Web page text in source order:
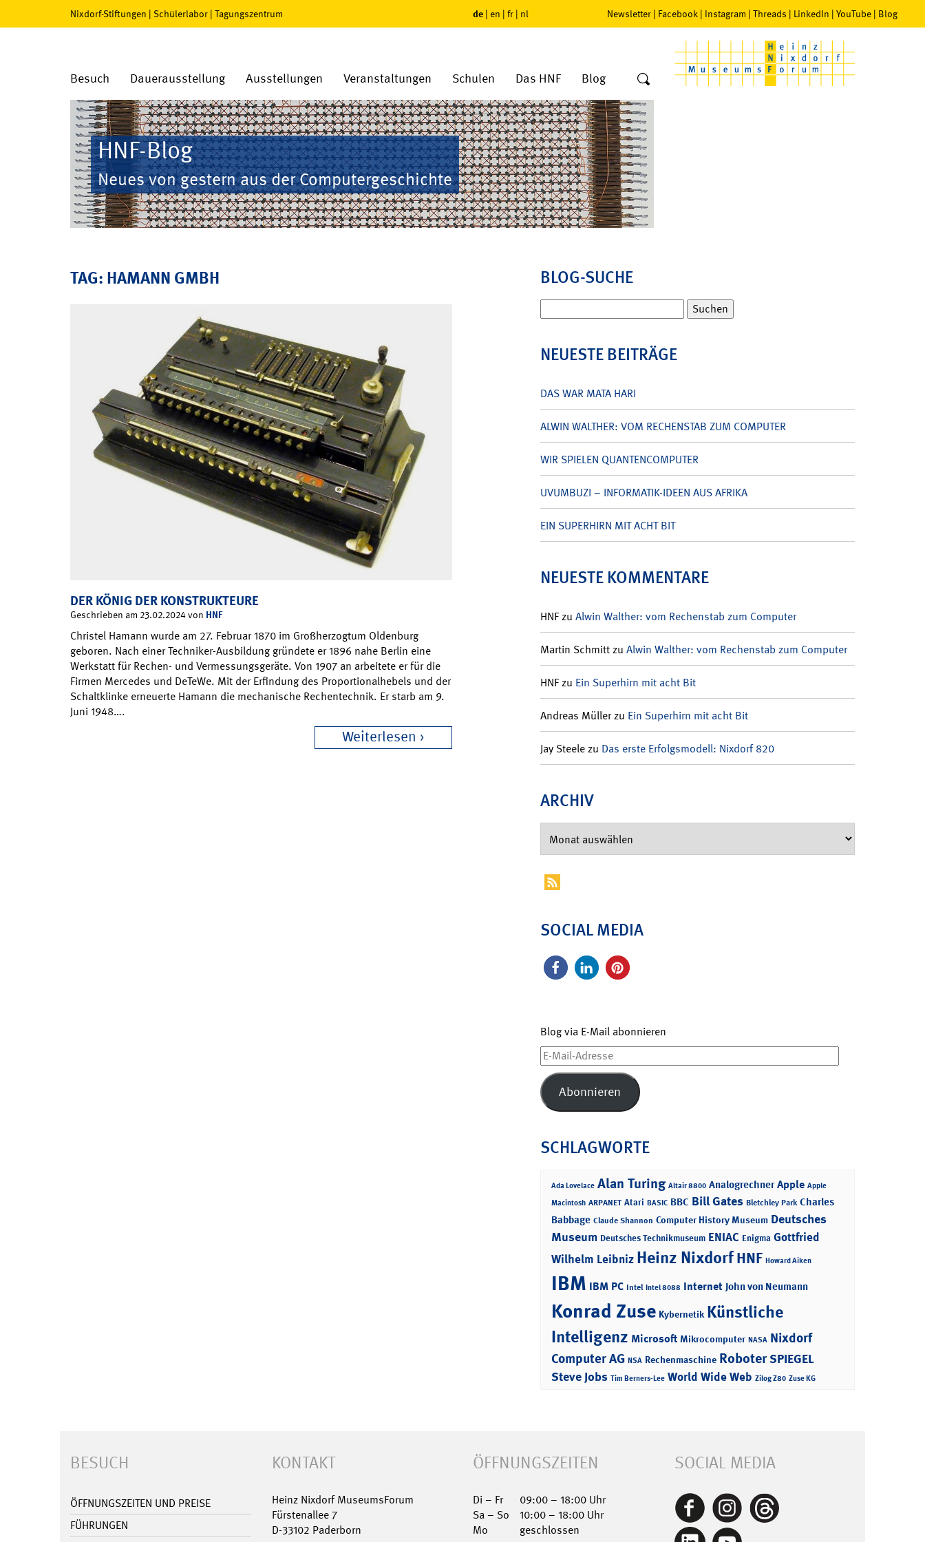
Nixdorf-Stiftungen | Schülerlabor | Tagungszentrum de | en | fr | nl Newsletter | Facebook | Instagram | Threads | LinkedIn | YouTube | Blog
Besuch Dauerausstellung Ausstellungen Veranstaltungen Schulen Das HNF Blog
HNF-Blog
Neues von gestern aus der Computergeschichte
TAG: HAMANN GMBH
DER KÖNIG DER KONSTRUKTEURE
Geschrieben am 23.02.2024 von HNF
Christel Hamann wurde am 27. Februar 1870 im Großherzogtum Oldenburg
geboren. Nach einer Techniker-Ausbildung gründete er 1896 nahe Berlin eine
Werkstatt für Rechen- und Vermessungsgeräte. Von 1907 an arbeitete er für die
Firmen Mercedes und DeTeWe. Mit der Erfindung des Proportionalhebels und der
Schaltklinke erneuerte Hamann die mechanische Rechentechnik. Er starb am 9.
Juni 1948….
Weiterlesen
BLOG-SUCHE
nach:
NEUESTE BEITRÄGE
DAS WAR MATA HARI
ALWIN WALTHER: VOM RECHENSTAB ZUM COMPUTER
WIR SPIELEN QUANTENCOMPUTER
UVUMBUZI – INFORMATIK-IDEEN AUS AFRIKA
EIN SUPERHIRN MIT ACHT BIT
NEUESTE KOMMENTARE
HNFzu Alwin Walther: vom Rechenstab zum Computer
Martin Schmittzu Alwin Walther: vom Rechenstab zum Computer
HNFzu Ein Superhirn mit acht Bit
Andreas Müllerzu Ein Superhirn mit acht Bit
Jay Steelezu Das erste Erfolgsmodell: Nixdorf 820
ARCHIV
SOCIAL MEDIA
Blog via E-Mail abonnieren
E-
Mail-
Adresse
Abonnieren
SCHLAGWORTE
Ada Lovelace Alan Turing Altair 8800 Analogrechner Apple Apple
Macintosh ARPANET Atari BASIC BBC Bill Gates Bletchley Park Charles
Babbage Claude Shannon Computer History Museum Deutsches
Museum Deutsches Technikmuseum ENIAC Enigma Gottfried
Wilhelm Leibniz Heinz NixdorfHNF Howard Aiken
IBM IBM PC Intel Intel 8088 Internet John von Neumann
Konrad Zuse Kybernetik Künstliche
Intelligenz Microsoft Mikrocomputer NASA Nixdorf
Computer AG NSA Rechenmaschine RoboterSPIEGEL
Steve Jobs Tim Berners-Lee World Wide Web Zilog Z80 Zuse KG
BESUCH
ÖFFNUNGSZEITEN UND PREISE
FÜHRUNGEN
KONTAKT
Heinz Nixdorf MuseumsForum
Fürstenallee 7
D-33102 Paderborn
ÖFFNUNGSZEITEN
Di – Fr
09:00 – 18:00 Uhr
Sa – So
10:00 – 18:00 Uhr
Mo
geschlossen
SOCIAL MEDIA